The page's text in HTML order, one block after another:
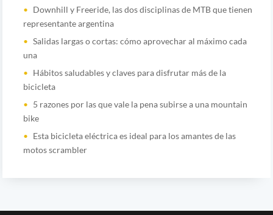
Downhill y Freeride, las dos disciplinas de MTB que tienen
representante argentina
Salidas largas o cortas: cómo aprovechar al máximo cada
una
Hábitos saludables y claves para disfrutar más de la
bicicleta
5 razones por las que vale la pena subirse a una mountain
bike
Esta bicicleta eléctrica es ideal para los amantes de las
motos scrambler